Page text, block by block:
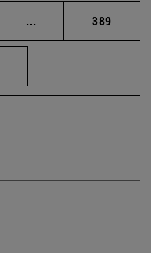
... Páginas intermedias
Página
389